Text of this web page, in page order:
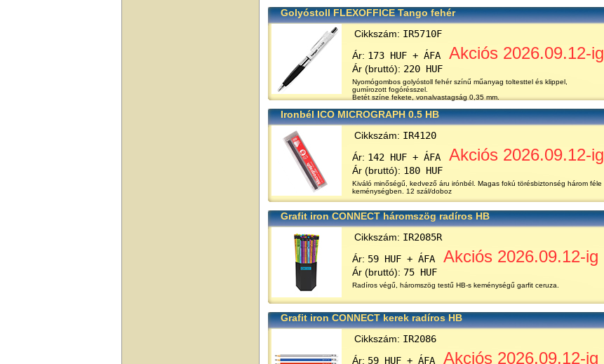
Golyóstoll FLEXOFFICE Tango fehér
Cikkszám: IR5710F
Ár: 173 HUF + ÁFA Akciós 2026.09.12-ig
Ár (bruttó): 220 HUF
Nyomógombos golyóstoll fehér színű műanyag toltesttel és klippel,
gumírozott fogórésszel.
Betét színe fekete, vonalvastagság 0,35 mm.
Ironbél ICO MICROGRAPH 0.5 HB
Cikkszám: IR4120
Ár: 142 HUF + ÁFA Akciós 2026.09.12-ig
Ár (bruttó): 180 HUF
Kiváló minőségű, kedvező áru irónbél. Magas fokú törésbiztonség három féle
keménységben. 12 szál/doboz
Grafit iron CONNECT háromszög radíros HB
Cikkszám: IR2085R
Ár: 59 HUF + ÁFA Akciós 2026.09.12-ig
Ár (bruttó): 75 HUF
Radíros végű, háromszög testű HB-s keménységű garfit ceruza.
Grafit iron CONNECT kerek radíros HB
Cikkszám: IR2086
Ár: 59 HUF + ÁFA Akciós 2026.09.12-ig